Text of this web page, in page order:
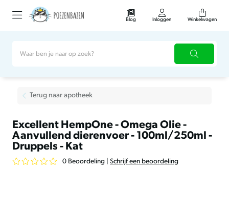
Blog Inloggen Winkelwagen
Terug naar apotheek
Excellent HempOne - Omega Olie -
Aanvullend dierenvoer - 100ml/250ml -
Druppels - Kat
0 Beoordeling Schrijf een beoordeling